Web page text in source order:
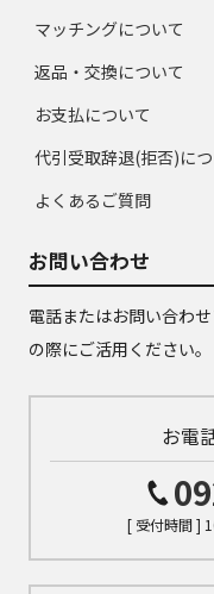
マッチングについて
返品・交換について
お支払について
代引受取辞退(拒否)に
よくあるご質問
お問い合わせ
電話またはお問い合わ
の際にご活用ください。
お電
[ 受付時間 ]